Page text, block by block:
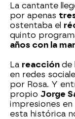
La cantante
por apenas
ostentaba el
quinto
años con la
La reacción de
en redes
por Rosa. Y
propio Jorge
impresiones
esta histórica